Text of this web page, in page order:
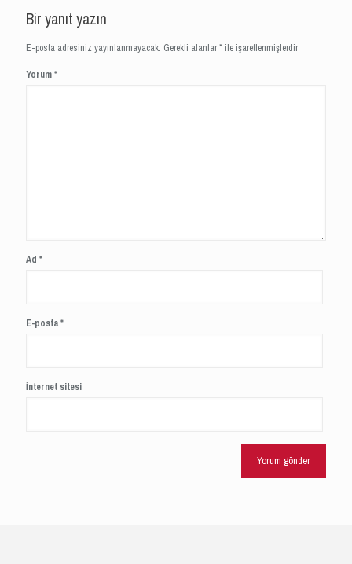
Bir yanıt yazın
E-posta adresiniz yayınlanmayacak. Gerekli alanlar*ile işaretlenmişlerdir
Yorum*
Ad*
E-posta*
İnternet sitesi